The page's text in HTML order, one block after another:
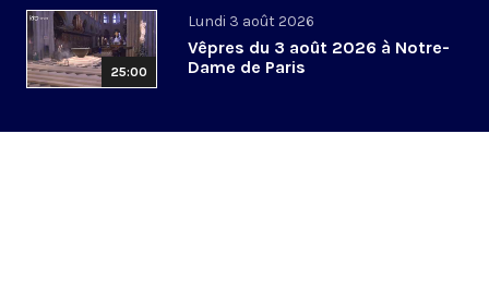
25:00
Lundi 3 août 2026
Vêpres du 3 août 2026 à Notre-
Dame de Paris